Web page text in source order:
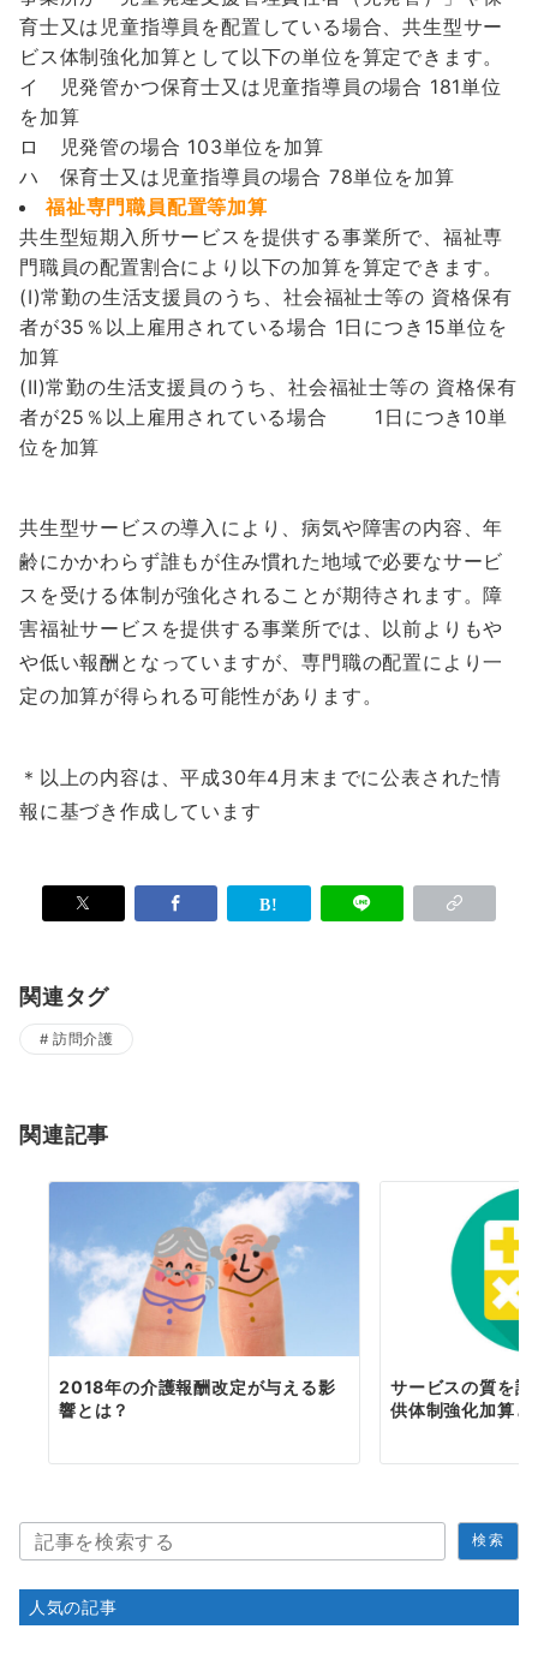
育士又は児童指導員を配置している場合、共生型サー
ビス体制強化加算として以下の単位を算定できます。
イ 児発管かつ保育士又は児童指導員の場合 181単位
を加算
ロ 児発管の場合 103単位を加算
ハ 保育士又は児童指導員の場合 78単位を加算
福祉専門職員配置等加算
共生型短期入所サービスを提供する事業所で、福祉専
門職員の配置割合により以下の加算を算定できます。
(Ⅰ)常勤の生活支援員のうち、社会福祉士等の 資格保有
者が35％以上雇用されている場合 1日につき15単位を
加算
(Ⅱ)常勤の生活支援員のうち、社会福祉士等の 資格保有
者が25％以上雇用されている場合 1日につき10単
位を加算
共生型サービスの導入により、病気や障害の内容、年
齢にかかわらず誰もが住み慣れた地域で必要なサービ
スを受ける体制が強化されることが期待されます。障
害福祉サービスを提供する事業所では、以前よりもや
や低い報酬となっていますが、専門職の配置により一
定の加算が得られる可能性があります。
＊以上の内容は、平成30年4月末までに公表された情
報に基づき作成しています
関連タグ
訪問介護
関連記事
2018年の介護報酬改定が与える影
響とは？
サービスの質を
供体制強化加算と
検
索
検索
人気の記事